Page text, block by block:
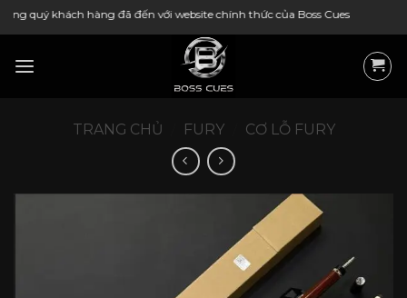
Bỏ
qua
nội
dung
hàng đã đến với website chính thức của Boss Cues
TRANG CHỦ FURY CƠ LỖ FURY